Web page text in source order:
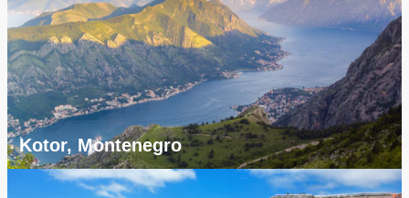
Kotor, Montenegro